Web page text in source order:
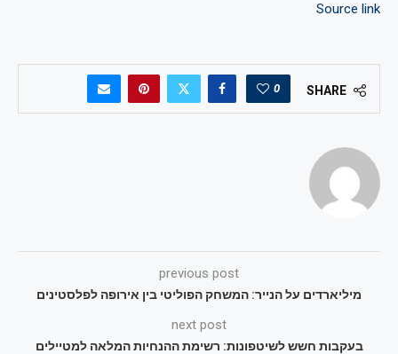
Source link
SHARE
0
previous post
מיליארדים על הנייר: המשחק הפוליטי בין אירופה לפלסטינים
next post
בעקבות חשש לשיטפונות: רשימת ההנחיות המלאה למטיילים